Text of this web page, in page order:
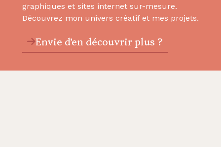
graphiques et sites internet sur-mesure.
Découvrez mon univers créatif et mes projets.
Envie d’en découvrir plus ?